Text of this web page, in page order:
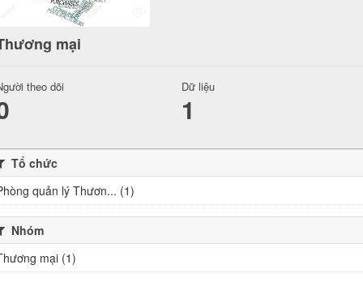
mại
theo dõi Dữ liệu
1
Tổ chức
quản lý Thươn... (1)
Nhóm
mại (1)